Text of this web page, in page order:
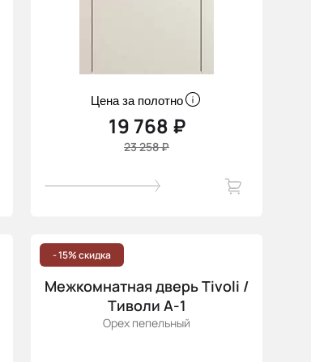
Цена за полотно
19 768 ₽
23 258 ₽
- 15% скидка
Межкомнатная дверь Tivoli /
Тиволи А-1
Орех пепельный